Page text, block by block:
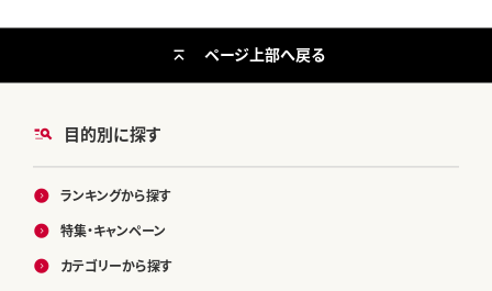
目的別に探す
ランキングから探す
特集・キャンペーン
カテゴリーから探す
ページ上部へ戻る